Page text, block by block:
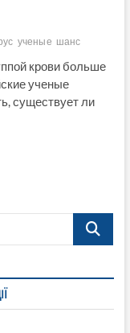
ученые шанс
крови больше
ученые
существует ли
Поиск…